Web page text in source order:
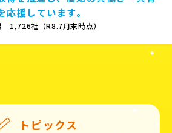
応援しています。
1,726社（R8.7月末時点）
トピックス